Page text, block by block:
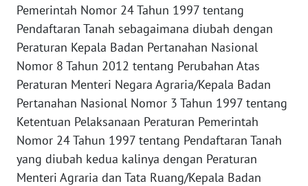
Pemerintah Nomor 24 Tahun 1997 tentang
Pendaftaran Tanah sebagaimana diubah dengan
Peraturan Kepala Badan Pertanahan Nasional
Nomor 8 Tahun 2012 tentang Perubahan Atas
Peraturan Menteri Negara Agraria/Kepala Badan
Pertanahan Nasional Nomor 3 Tahun 1997 tentang
Ketentuan Pelaksanaan Peraturan Pemerintah
Nomor 24 Tahun 1997 tentang Pendaftaran Tanah
yang diubah kedua kalinya dengan Peraturan
Menteri Agraria dan Tata Ruang/Kepala Badan
WN
PAPUA
WN
PAPUA
BARAT
WN